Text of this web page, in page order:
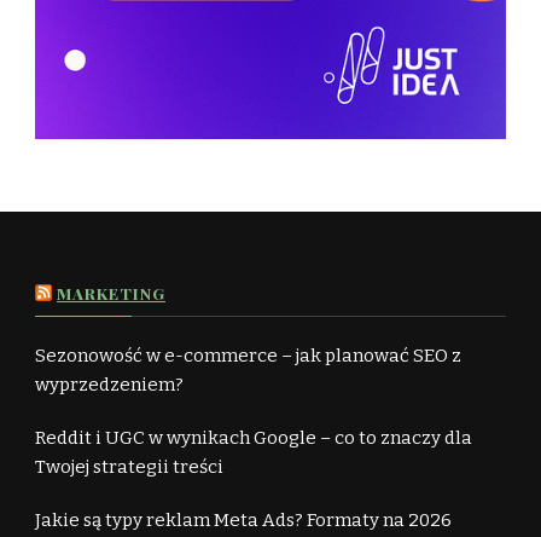
MARKETING
Sezonowość w e-commerce – jak planować SEO z
wyprzedzeniem?
Reddit i UGC w wynikach Google – co to znaczy dla
Twojej strategii treści
Jakie są typy reklam Meta Ads? Formaty na 2026